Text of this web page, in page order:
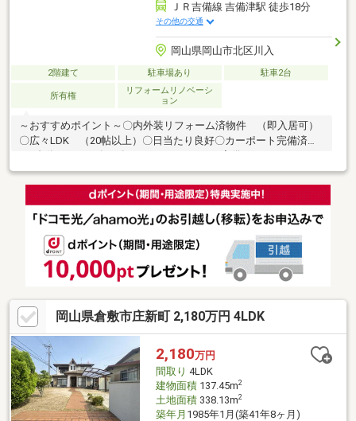
ＪＲ吉備線 吉備津駅 徒歩18分
その他の交通
岡山県岡山市北区川入
2階建て 駐車場あり 駐車2台
所有権
リフォームリノベーシ
ョン
～おすすめポイント～〇内外装リフォーム済物件 （即入居可）
〇広々LDK （20帖以上）〇日当たり良好〇カーポート完備済
ース広々）□□□□□□□□□□□□□□□□□□□Torus不動産までお気軽にご
連絡ください!!TEL： 086-250-7380□□□□□□□□□□□□□□□□□□□
岡山県倉敷市庄新町 2,180万円 4LDK
2,180万円
間取り 4LDK
建物面積137.45m2
土地面積338.13m2
築年月 1985年1月(築41年8ヶ月)